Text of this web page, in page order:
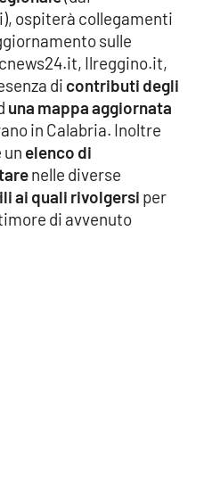
ospiterà collegamenti
sulle
Ilreggino.it,
di contributi degli
una mappa aggiornata
in Calabria. Inoltre
elenco di
nelle diverse
ai quali rivolgersi per
di avvenuto